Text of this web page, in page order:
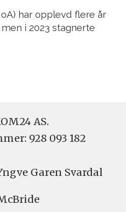
har opplevd flere år
i 2023 stagnerte
AS.
928 093 182
Garen Svardal